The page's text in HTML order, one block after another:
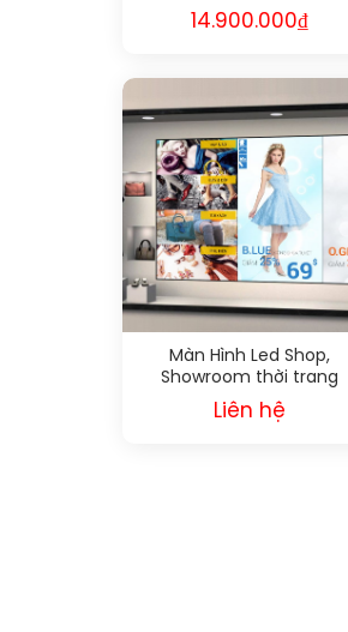
14.900.000₫
Màn Hình Led Shop,
Showroom thời trang
Liên hệ